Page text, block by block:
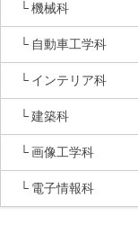
機械科
自動車工学科
インテリア科
建築科
画像工学科
電子情報科